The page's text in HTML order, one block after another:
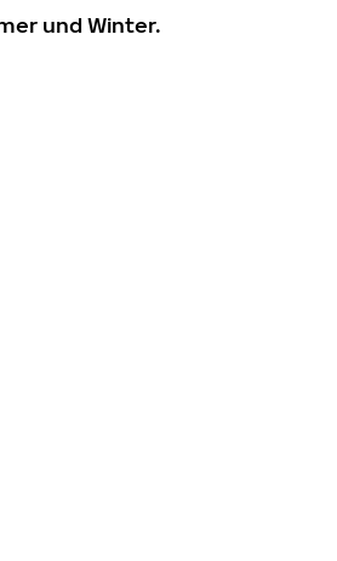
und Winter.